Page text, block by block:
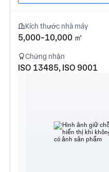
Kích thước nhà máy
5,000-10,000 ㎡
Chứng nhận
ISO 13485, ISO 9001